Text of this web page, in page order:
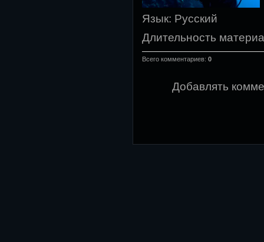
Язык: Русский
Длительность
Всего комментариев: 0
Добавлять